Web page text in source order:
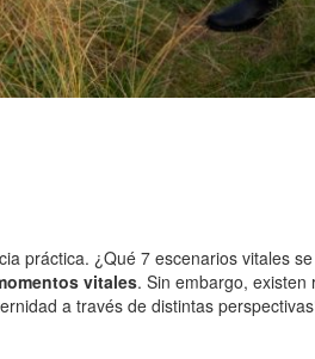
práctica. ¿Qué 7 escenarios vitales
vitales. Sin embargo,
a través de distintas